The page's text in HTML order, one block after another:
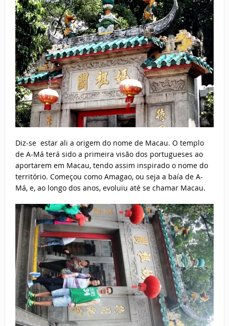
Diz-se estar ali a origem do nome de Macau. O templo
de A-Má terá sido a primeira visão dos portugueses ao
aportarem em Macau, tendo assim inspirado o nome do
território. Começou como Amagao, ou seja a baía de A-
Má, e, ao longo dos anos, evoluiu até se chamar Macau.